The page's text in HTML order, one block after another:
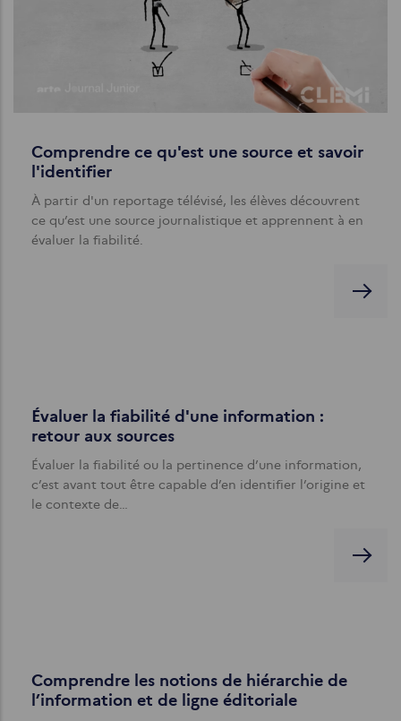
Comprendre ce qu'est une source et savoir
l'identifier
À partir d'un reportage télévisé, les élèves découvrent
ce qu’est une source journalistique et apprennent à en
évaluer la fiabilité.
Évaluer la fiabilité d'une information :
retour aux sources
Évaluer la fiabilité ou la pertinence d’une information,
c’est avant tout être capable d’en identifier l’origine et
le contexte de…
Comprendre les notions de hiérarchie de
l’information et de ligne éditoriale